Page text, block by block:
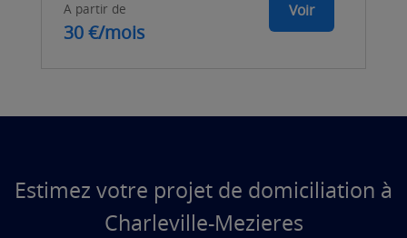
A partir de
30 €/mois
Voir
Estimez votre projet de domiciliation à
Charleville-Mezieres